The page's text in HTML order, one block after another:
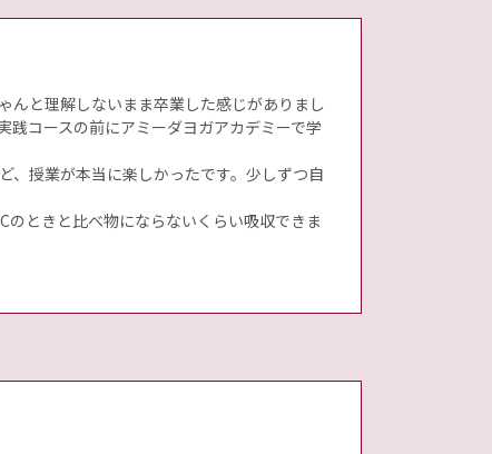
んと理解しないまま卒業した感じがありまし
コースの前にアミーダヨガアカデミーで学
、授業が本当に楽しかったです。少しずつ自
のときと比べ物にならないくらい吸収できま